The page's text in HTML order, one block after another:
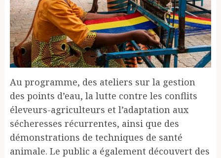
Au programme, des ateliers sur la gestion
des points d’eau, la lutte contre les conflits
éleveurs-agriculteurs et l’adaptation aux
sécheresses récurrentes, ainsi que des
démonstrations de techniques de santé
animale. Le public a également découvert des